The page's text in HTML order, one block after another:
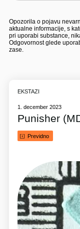
Opozorila o pojavu
aktualne informacije, s
pri uporabi substance,
Odgovornost glede
zase.
EKSTAZI
1. december 2023
Punisher
Previdno